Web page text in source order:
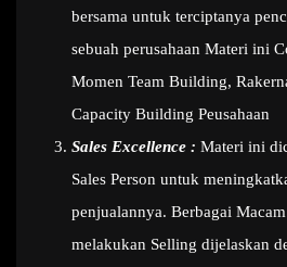
bersama untuk terciptanya
sebuah perusahaan Materi ini
Momen Team Building,
Capacity Building Peusahaan
Sales Excellence : Materi ini
Sales Person untuk
penjualannya. Berbagai
melakukan Selling dijelaskan